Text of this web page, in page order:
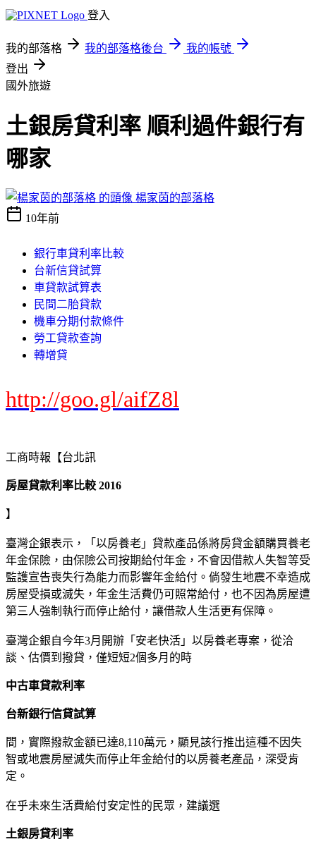
登入
我的部落格 我的部落格後台
我的帳號
登出
國外旅遊
土銀房貸利率 順利過件銀行有
哪家
楊家茵的部落格
10年前
銀行車貸利率比較
台新信貸試算
車貸款試算表
民間二胎貸款
機車分期付款條件
勞工貸款查詢
轉增貸
http://goo.gl/aifZ8l
工商時報【台北訊
房屋貸款利率比較 2016
】
臺灣企銀表示，「以房養老」貸款產品係將房貸金額購買養老
年金保險，由保險公司按期給付年金，不會因借款人失智等受
監護宣告喪失行為能力而影響年金給付。倘發生地震不幸造成
房屋受損或滅失，年金生活費仍可照常給付，也不因為房屋遭
第三人強制執行而停止給付，讓借款人生活更有保障。
臺灣企銀自今年3月開辦「安老快活」以房養老專案，從洽
談、估價到撥貸，僅短短2個多月的時
中古車貸款利率
台新銀行信貸試算
間，實際撥款金額已達8,110萬元，顯見該行推出這種不因失
智或地震房屋滅失而停止年金給付的以房養老產品，深受肯
定。
在乎未來生活費給付安定性的民眾，建議選
土銀房貸利率